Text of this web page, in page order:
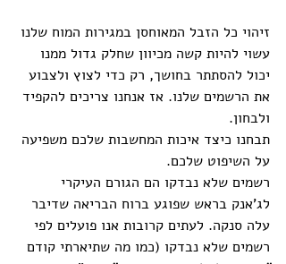
זיהוי כל הזבל המאוחסן במגירות המוח שלנו
עשוי להיות קשה מכיוון שחלק גדול ממנו
יכול להסתתר בחושך, רק כדי לצוץ ולצבוע
את הרשמים שלנו. אז אנחנו צריכים להקפיד
ולבחון.
תבחנו כיצד איכות המחשבות שלכם משפיעה
על השיפוט שלכם.
רשמים שלא נבדקו הם הגורם העיקרי
לג'אנק בראש שפוגע ברוח הבריאה שדיבר
עלה סנקה. לעתים קרובות אנו פועלים לפי
רשמים שלא נבדקו (כמו מה שתיארתי קודם